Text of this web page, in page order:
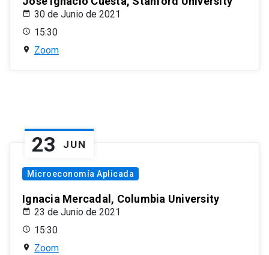
30 de Junio de 2021
15:30
Zoom
23 JUN
Microeconomía Aplicada
Ignacia Mercadal, Columbia University
23 de Junio de 2021
15:30
Zoom